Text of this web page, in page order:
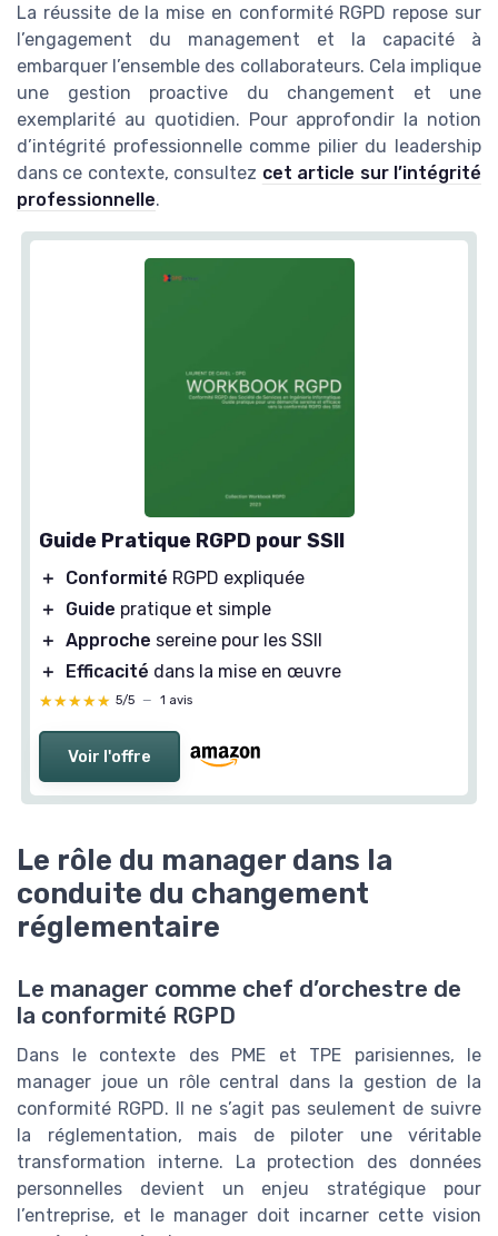
La réussite de la mise en conformité RGPD repose sur
l’engagement du management et la capacité à
embarquer l’ensemble des collaborateurs. Cela implique
une gestion proactive du changement et une
exemplarité au quotidien. Pour approfondir la notion
d’intégrité professionnelle comme pilier du leadership
dans ce contexte, consultez cet article sur l’intégrité
professionnelle.
Guide Pratique RGPD pour SSII
＋ Conformité RGPD expliquée
＋
Guide pratique et simple
＋ Approche sereine pour les SSII
＋
Efficacité dans la mise en œuvre
★★★★★
★★★★★ 5/5 — 1 avis
Voir l'offre
Le rôle du manager dans la
conduite du changement
réglementaire
Le manager comme chef d’orchestre de
la conformité RGPD
Dans le contexte des PME et TPE parisiennes, le
manager joue un rôle central dans la gestion de la
conformité RGPD. Il ne s’agit pas seulement de suivre
la réglementation, mais de piloter une véritable
transformation interne. La protection des données
personnelles devient un enjeu stratégique pour
l’entreprise, et le manager doit incarner cette vision